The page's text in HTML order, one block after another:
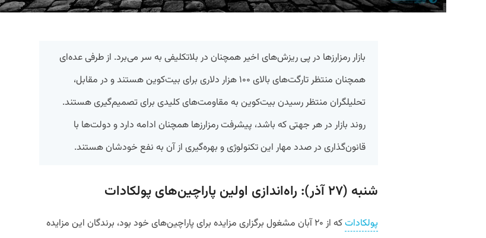
بازار رمزارزها در پی ریزش‌های اخیر همچنان در بلاتکلیفی به‌ سر می‌برد. از طرفی عده‌ای
همچنان منتظر تارگت‌های بالای ۱۰۰ هزار دلاری برای بیت‌کوین هستند و در مقابل،
تحلیلگران منتظر رسیدن بیت‌کوین به مقاومت‌های کلیدی برای تصمیم‌گیری هستند.
روند بازار در هر جهتی که باشد، پیشرفت رمزارزها همچنان ادامه دارد و دولت‌ها با
قانون‌گذاری در صدد مهار این تکنولوژی و بهره‌گیری از آن به نفع خودشان هستند.
شنبه (۲۷ آذر): راه‌اندازی اولین پاراچین‌های پولکادات
پولکادات
که از ۲۰ آبان مشغول برگزاری مزایده برای پاراچین‌های خود بود، برندگان این مزایده